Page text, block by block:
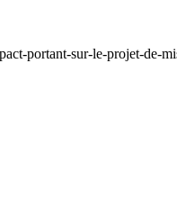
portant-sur-le-projet-de-